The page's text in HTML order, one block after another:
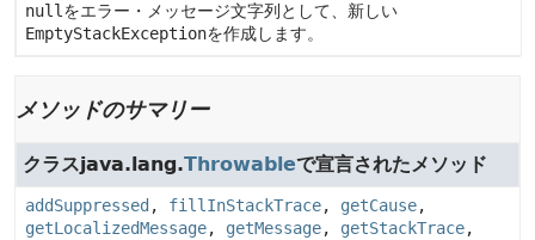
null をエラー・メッセージ文字列として、新しい
EmptyStackExceptionを作成します。
メソッドのサマリー
クラスjava.lang.Throwableで宣言されたメソッド
addSuppressed , fillInStackTrace, getCause,
getLocalizedMessage, getMessage, getStackTrace,